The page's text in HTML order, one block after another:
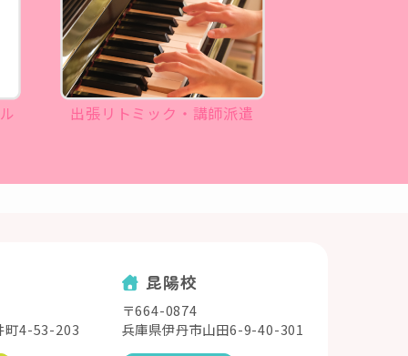
出張リトミック・講師派遣
町4-53-203
昆陽校
〒664-0874
兵庫県伊丹市山田6-9-40-301